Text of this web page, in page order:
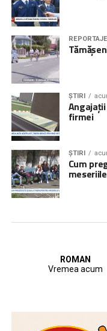
REPORTAJE
ȘTIRI
firmei
ȘTIRI
Cum